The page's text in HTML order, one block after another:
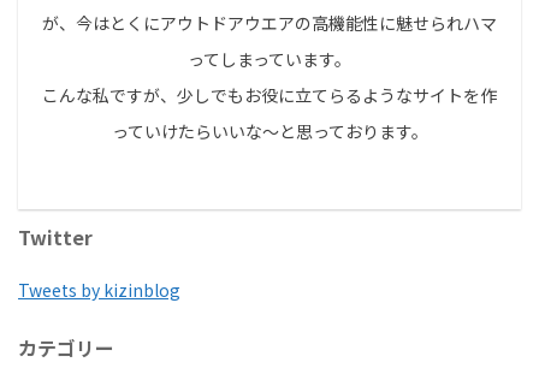
が、今はとくにアウトドアウエアの高機能性に魅せられハマ
ってしまっています。
こんな私ですが、少しでもお役に立てらるようなサイトを作
っていけたらいいな～と思っております。
Twitter
Tweets by kizinblog
カテゴリー